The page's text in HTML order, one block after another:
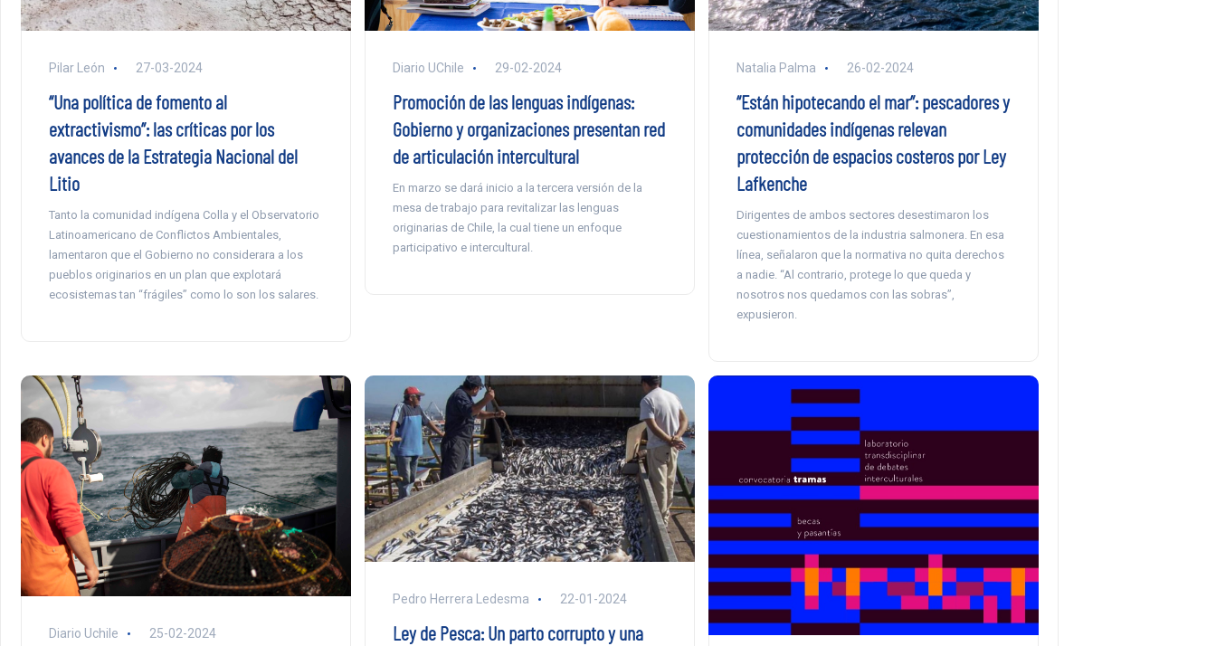
Pilar León 27-03-2024
“Una política de fomento al
extractivismo”: las críticas por los
avances de la Estrategia Nacional del
Litio
Tanto la comunidad indígena Colla y el Observatorio
Latinoamericano de Conflictos Ambientales,
lamentaron que el Gobierno no considerara a los
pueblos originarios en un plan que explotará
ecosistemas tan “frágiles” como lo son los salares.
Diario UChile 29-02-2024
Promoción de las lenguas indígenas:
Gobierno y organizaciones presentan red
de articulación intercultural
En marzo se dará inicio a la tercera versión de la
mesa de trabajo para revitalizar las lenguas
originarias de Chile, la cual tiene un enfoque
participativo e intercultural.
Natalia Palma 26-02-2024
“Están hipotecando el mar”: pescadores y
comunidades indígenas relevan
protección de espacios costeros por Ley
Lafkenche
Dirigentes de ambos sectores desestimaron los
cuestionamientos de la industria salmonera. En esa
línea, señalaron que la normativa no quita derechos
a nadie. “Al contrario, protege lo que queda y
nosotros nos quedamos con las sobras”,
expusieron.
Diario Uchile 25-02-2024
Pedro Herrera Ledesma 22-01-2024
Ley de Pesca: Un parto corrupto y una